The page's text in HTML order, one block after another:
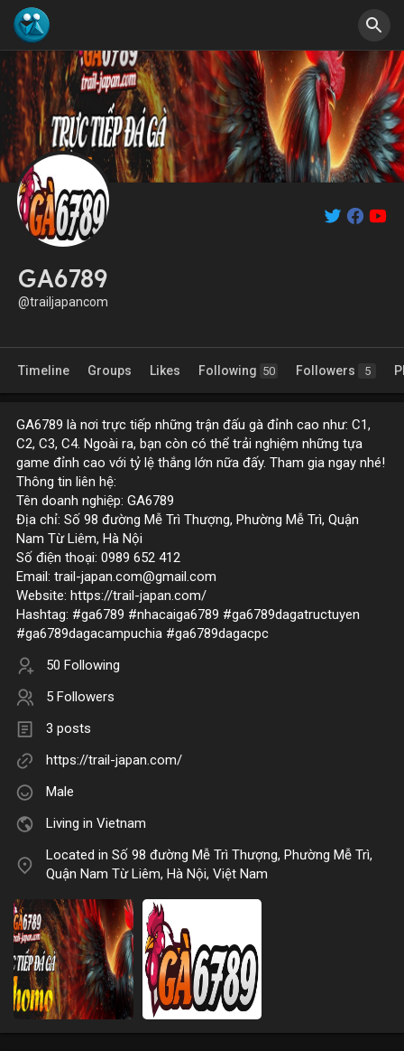
GA6789
@trailjapancom
Timeline Groups Likes Following 50 Followers 5
GA6789 là nơi trực tiếp những trận đấu gà đỉnh cao như: C1,
C2, C3, C4. Ngoài ra, bạn còn có thể trải nghiệm những tựa
game đỉnh cao với tỷ lệ thắng lớn nữa đấy. Tham gia ngay nhé!
Thông tin liên hệ:
Tên doanh nghiệp: GA6789
Địa chỉ: Số 98 đường Mễ Trì Thượng, Phường Mễ Trì, Quận
Nam Từ Liêm, Hà Nội
Số điện thoại: 0989 652 412
Email: trail-japan.com@gmail.com
Website: https://trail-japan.com/
Hashtag: #ga6789 #nhacaiga6789 #ga6789dagatructuyen
#ga6789dagacampuchia #ga6789dagacpc
50 Following
5 Followers
3 posts
https://trail-japan.com/
Male
Living in Vietnam
Located in Số 98 đường Mễ Trì Thượng, Phường Mễ Trì,
Quận Nam Từ Liêm, Hà Nội, Việt Nam